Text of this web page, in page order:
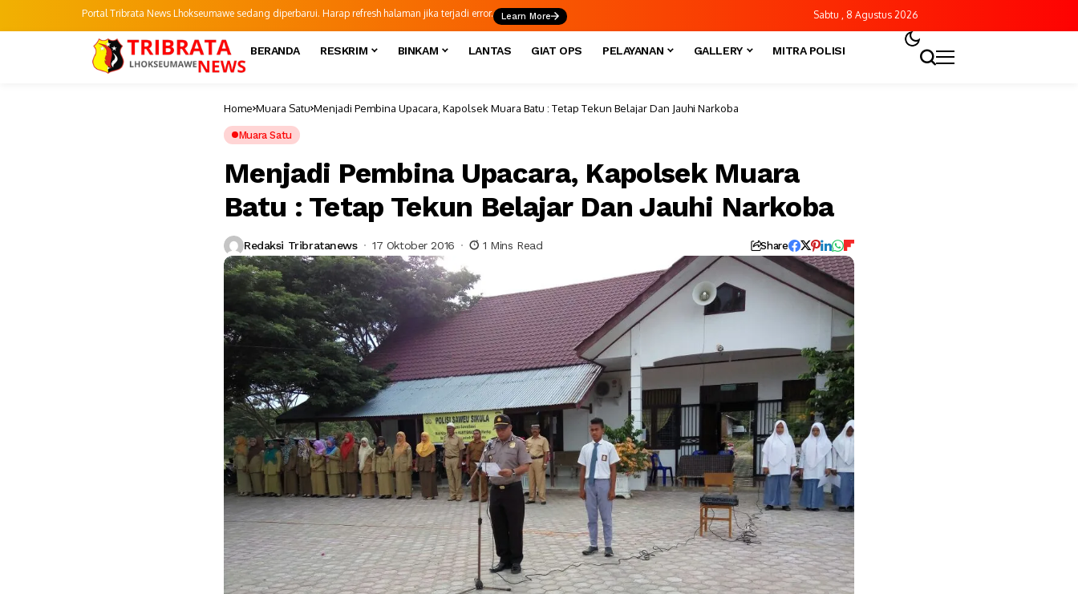
Portal Tribrata News Lhokseumawe sedang diperbarui. Harap refresh halaman jika terjadi error. Learn More Sabtu , 8 Agustus 2026
BERANDA RESKRIM BINKAM LANTAS GIAT OPS PELAYANAN GALLERY MITRA POLISI
Home Muara Satu Menjadi Pembina Upacara, Kapolsek Muara Batu : Tetap Tekun Belajar Dan Jauhi Narkoba
Muara Satu
Menjadi Pembina Upacara, Kapolsek Muara
Batu : Tetap Tekun Belajar Dan Jauhi Narkoba
Redaksi Tribratanews 17 Oktober 2016 1 Mins Read Share